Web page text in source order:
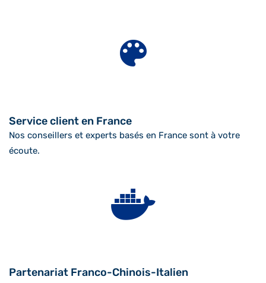
Service client en France
Nos conseillers et experts basés en France sont à votre
écoute.
Partenariat Franco-Chinois-Italien